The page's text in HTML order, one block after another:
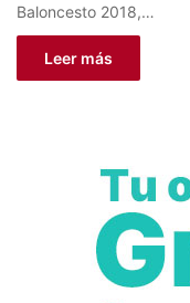
Baloncesto 2018,…
Leer más